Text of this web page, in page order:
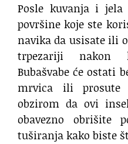
Posle kuvanja i
površine koje ste
navika da usisate ili
trpezariji nakon
Bubašvabe će ostati
mrvica ili prosute
obzirom da ovi
obavezno obrišite
tuširanja kako biste